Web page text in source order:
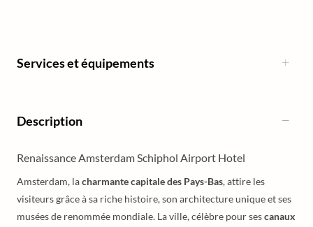
Services et équipements
Description
Renaissance Amsterdam Schiphol Airport Hotel
Amsterdam, lacharmante capitale des Pays-Bas, attire les
visiteurs grâce à sa riche histoire, son architecture unique et ses
musées de renommée mondiale. La ville, célèbre pour sescanaux